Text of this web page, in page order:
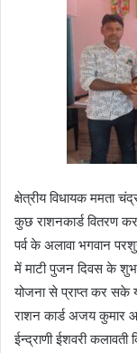
क्षेत्रीय विधायक ममता
कुछ राशनकार्ड वितरण
पर्व के अलावा भगवान
में माटी पुजन दिवस के शुभ
योजना से प्राप्त कर सके
राशन कार्ड अजय कुमार
ईन्द्राणी ईशवरी